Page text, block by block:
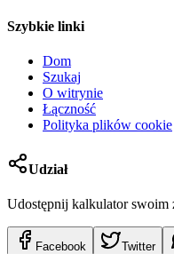
Szybkie linki
Dom
Szukaj
O witrynie
Łączność
Polityka plików cookie
Udział
Udostępnij kalkulator swoim
Facebook Twitter